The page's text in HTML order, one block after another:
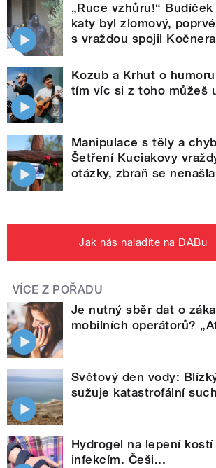
„Ruce vzhůru!“
katy byl zlomový,
s vraždou spojil Kočnera
Kozub a Krhut o
tím víc si z toho můžeš
Manipulace s těly a
Šetření Kuciakovy
otázky, zbraň se nenašla
Jak nás naladíte na DABu
VÍCE Z POŘADU
Je nutný sběr dat o
mobilních operátorů?
Světový den vody:
sužuje katastrofální
Hydrogel na lepení
infekcím. Češi...